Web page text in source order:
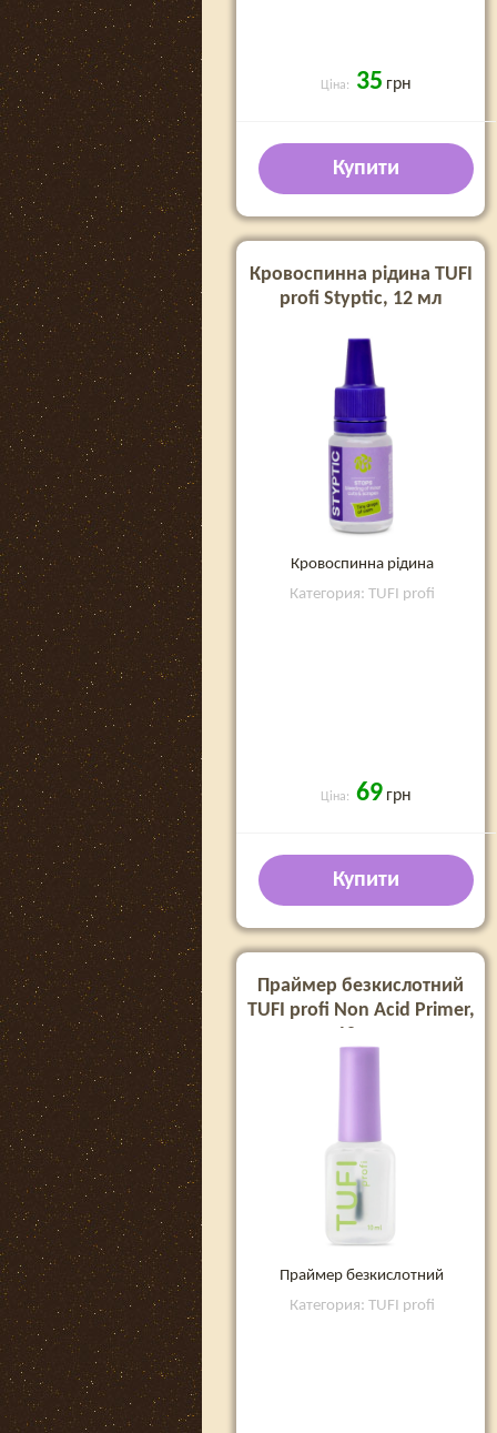
Ціна: 35 грн
Купити
Кровоспинна рідина TUFI
profi Styptic, 12 мл
Кровоспинна рідина
Категория: TUFI profi
Ціна: 69 грн
Купити
Праймер безкислотний
TUFI profi Non Acid Primer,
10 мл
Праймер безкислотний
Категория: TUFI profi